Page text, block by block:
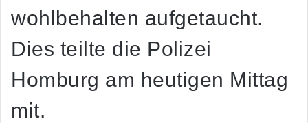
wohlbehalten aufgetaucht.
Dies teilte die Polizei
Homburg am heutigen Mittag
mit.